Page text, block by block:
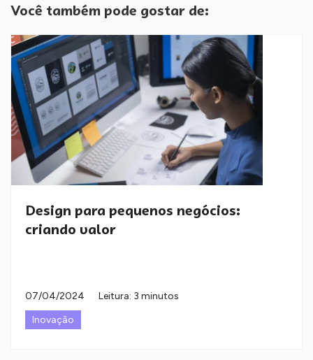
Você também pode gostar de:
Design para pequenos negócios:
criando valor
07/04/2024
Leitura: 3 minutos
Inovação